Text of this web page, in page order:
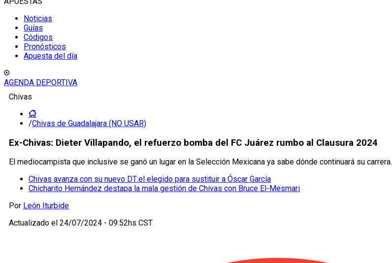
Noticias
Guías
Códigos
Pronósticos
Apuesta del día
AGENDA DEPORTIVA
Chivas
/Chivas de Guadalajara (NO USAR)
Ex-Chivas: Dieter Villapando, el refuerzo bomba del FC Juárez rumbo al Clausura 2024
El mediocampista que inclusive se ganó un lugar en la Selección Mexicana ya sabe dónde continuará su carrera.
Chivas avanza con su nuevo DT:el elegido para sustituir a Óscar García
Chicharito Hernández destapa la mala gestión de Chivas con Bruce El-Mesmari
Por León Iturbide
Actualizado el 24/07/2024 - 09:52hs CST